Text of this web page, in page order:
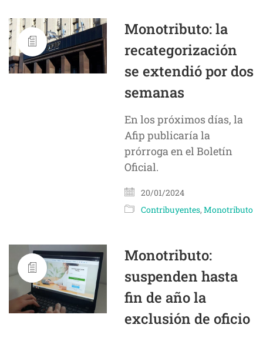
Monotributo: la
recategorización
se extendió por dos
semanas
En los próximos días, la
Afip publicaría la
prórroga en el Boletín
Oficial.
20/01/2024
Contribuyentes,Monotributo
Monotributo:
suspenden hasta
fin de año la
exclusión de oficio